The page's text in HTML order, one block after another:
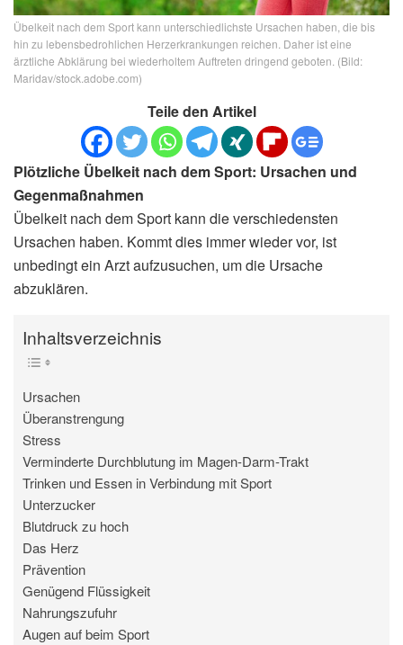
Übelkeit nach dem Sport kann unterschiedlichste Ursachen haben, die bis
hin zu lebensbedrohlichen Herzerkrankungen reichen. Daher ist eine
ärztliche Abklärung bei wiederholtem Auftreten dringend geboten. (Bild:
Maridav/stock.adobe.com)
Teile den Artikel
Plötzliche Übelkeit nach dem Sport: Ursachen und
Gegenmaßnahmen
Übelkeit nach dem Sport kann die verschiedensten
Ursachen haben. Kommt dies immer wieder vor, ist
unbedingt ein Arzt aufzusuchen, um die Ursache
abzuklären.
Inhaltsverzeichnis
Ursachen
Überanstrengung
Stress
Verminderte Durchblutung im Magen-Darm-Trakt
Trinken und Essen in Verbindung mit Sport
Unterzucker
Blutdruck zu hoch
Das Herz
Prävention
Genügend Flüssigkeit
Nahrungszufuhr
Augen auf beim Sport